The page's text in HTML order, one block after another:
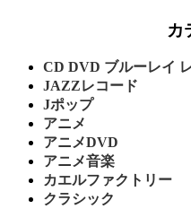
カ
CD DVD ブルーレイ
JAZZレコード
Jポップ
アニメ
アニメDVD
アニメ音楽
カエルファクトリー
クラシック